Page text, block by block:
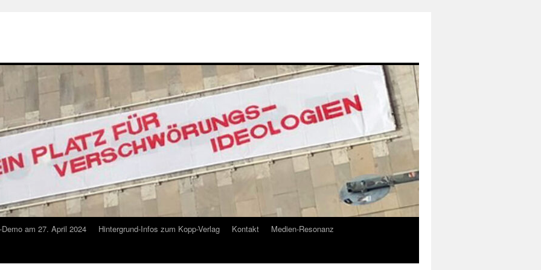
Demo am 27. April 2024 Hintergrund-Infos zum Kopp-Verlag Kontakt
Medien-Resonanz